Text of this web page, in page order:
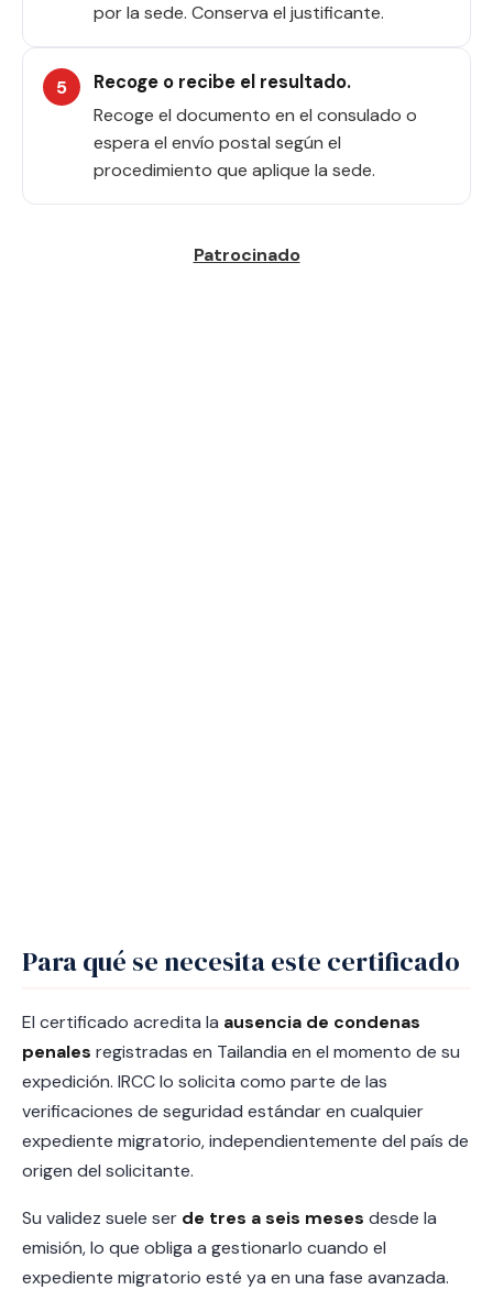
por la sede. Conserva el justificante.
Recoge o recibe el resultado.
Recoge el documento en el consulado o
espera el envío postal según el
procedimiento que aplique la sede.
Para qué se necesita este certificado
El certificado acredita la ausencia de condenas
penales registradas en Tailandia en el momento de su
expedición. IRCC lo solicita como parte de las
verificaciones de seguridad estándar en cualquier
expediente migratorio, independientemente del país de
origen del solicitante.
Su validez suele ser de tres a seis meses desde la
emisión, lo que obliga a gestionarlo cuando el
expediente migratorio esté ya en una fase avanzada.